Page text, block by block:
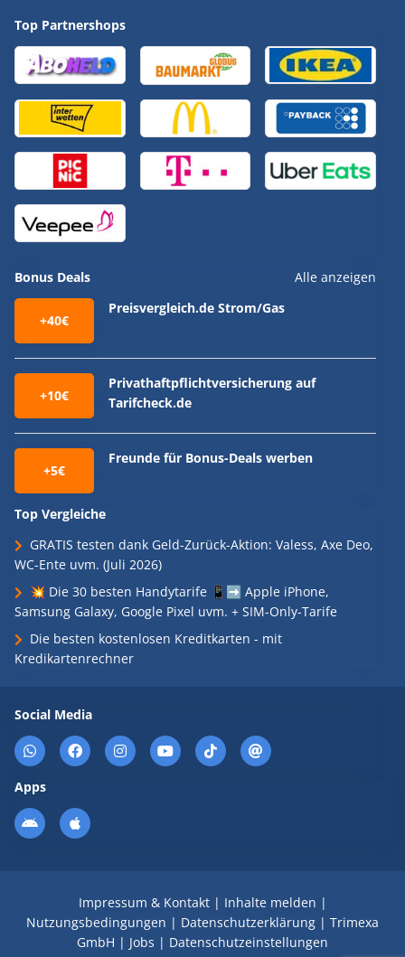
Top Partnershops
Bonus Deals Alle anzeigen
+40€
Preisvergleich.de Strom/Gas
+10€
Privathaftpflichtversicherung auf
Tarifcheck.de
+5€
Freunde für Bonus-Deals werben
Top Vergleiche
GRATIS testen dank Geld-Zurück-Aktion: Valess, Axe Deo,
WC-Ente uvm. (Juli 2026)
💥 Die 30 besten Handytarife 📱➡️ Apple iPhone,
Samsung Galaxy, Google Pixel uvm. + SIM-Only-Tarife
Die besten kostenlosen Kreditkarten - mit
Kredikartenrechner
Social Media
Apps
Impressum & Kontakt| Inhalte melden |
Nutzungsbedingungen | Datenschutzerklärung | Trimexa
GmbH | Jobs | Datenschutzeinstellungen